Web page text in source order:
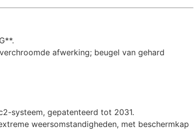
afwerking; beugel van gehard
systeem, gepatenteerd tot 2031.
weersomstandigheden, met beschermkap